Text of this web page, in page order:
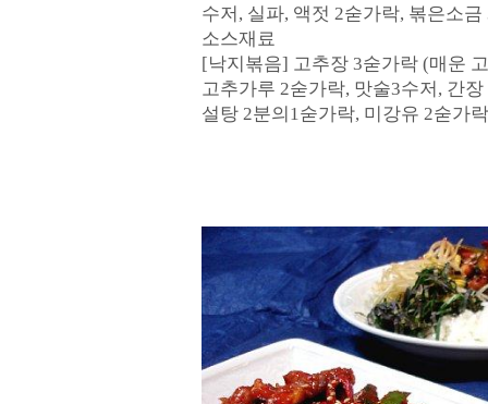
수저, 실파, 액젓 2숟가락, 볶은소
소스재료
[낙지볶음] 고추장 3숟가락 (매운
고추가루 2숟가락, 맛술3수저, 간
설탕 2분의1숟가락, 미강유 2숟가락